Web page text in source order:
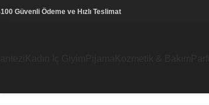
Güvenli Ödeme ve Hızlı Teslimat